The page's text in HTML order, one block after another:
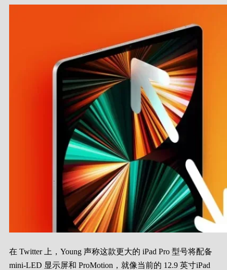
在 Twitter 上， Young 声称这款更大的 ‌iPad Pro‌ 型号将配备
mini-LED 显示屏和 ProMotion，就像当前的 12.9 英寸‌iPad